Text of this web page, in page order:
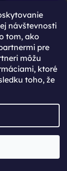
návštevnosti
tom, ako
pre
môžu
ktoré
toho, že